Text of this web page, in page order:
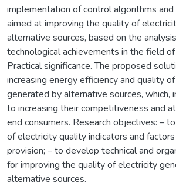
implementation of control algorithms
aimed at improving the quality of
alternative sources, based on the
technological achievements in the field
Practical significance. The proposed
increasing energy efficiency and quality
generated by alternative sources, which,
to increasing their competitiveness and
end consumers. Research objectives: –
of electricity quality indicators and
provision; – to develop technical and
for improving the quality of electricity
alternative sources.